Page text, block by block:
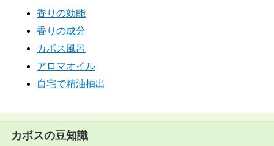
香りの効能
香りの成分
カボス風呂
アロマオイル
自宅で精油抽出
カボスの豆知識